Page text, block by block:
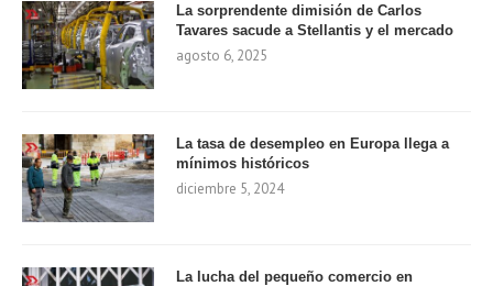
La sorprendente dimisión de Carlos
Tavares sacude a Stellantis y el mercado
agosto 6, 2025
La tasa de desempleo en Europa llega a
mínimos históricos
diciembre 5, 2024
La lucha del pequeño comercio en